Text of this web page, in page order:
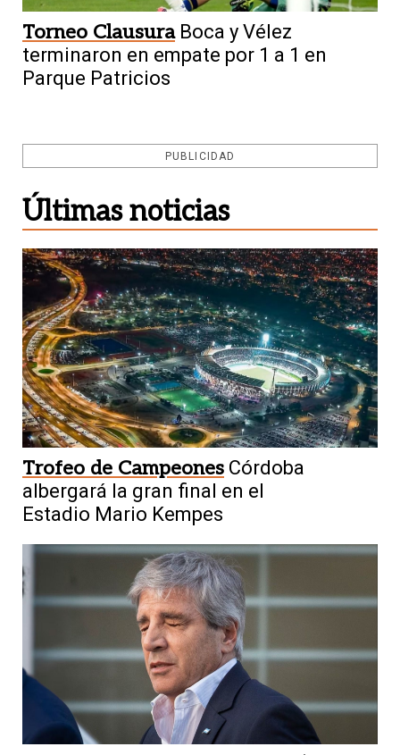
Torneo Clausura Boca y Vélez
terminaron en empate por 1 a 1 en
Parque Patricios
PUBLICIDAD
Últimas noticias
Trofeo de Campeones Córdoba
albergará la gran final en el
Estadio Mario Kempes